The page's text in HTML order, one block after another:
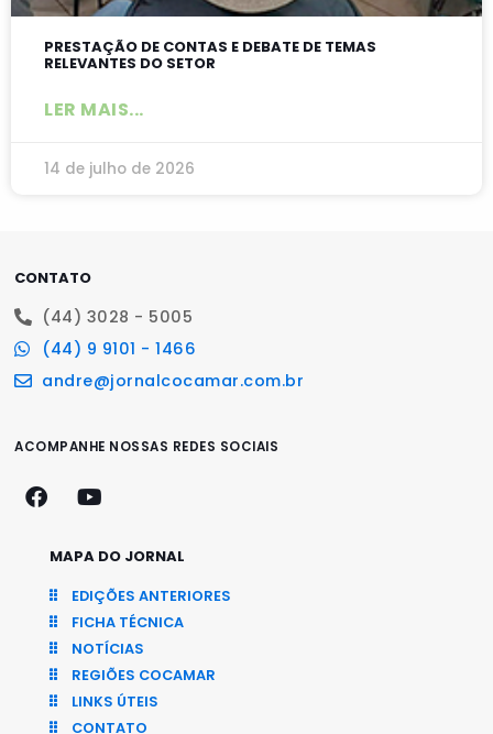
PRESTAÇÃO DE CONTAS E DEBATE DE TEMAS
RELEVANTES DO SETOR
LER MAIS...
14 de julho de 2026
CONTATO
(44) 3028 - 5005
(44) 9 9101 - 1466
andre@jornalcocamar.com.br
ACOMPANHE NOSSAS REDES SOCIAIS
MAPA DO JORNAL
EDIÇÕES ANTERIORES
FICHA TÉCNICA
NOTÍCIAS
REGIÕES COCAMAR
LINKS ÚTEIS
CONTATO